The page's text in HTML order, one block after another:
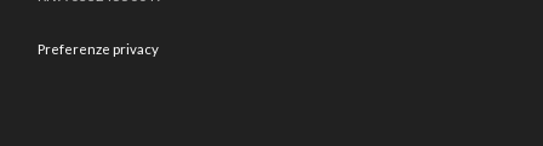
Preferenze privacy